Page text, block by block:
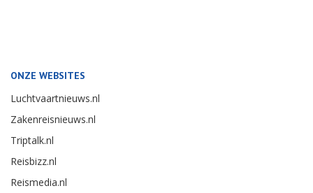
ONZE WEBSITES
Luchtvaartnieuws.nl
Zakenreisnieuws.nl
Triptalk.nl
Reisbizz.nl
Reismedia.nl